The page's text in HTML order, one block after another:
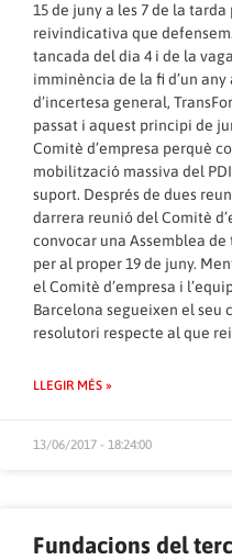
15 de juny a les 7 de la
reivindicativa que
tancada del dia 4 i de la
imminència de la fi d’un
d’incertesa general,
passat i aquest principi de
Comitè d’empresa perquè
mobilització massiva del
suport. Després de dues
darrera reunió del Comitè
convocar una Assemblea
per al proper 19 de juny.
el Comitè d’empresa i
Barcelona segueixen el seu
resolutori respecte al que
LLEGIR MÉS »
13/06/2017 - 18:24:00
Fundacions del